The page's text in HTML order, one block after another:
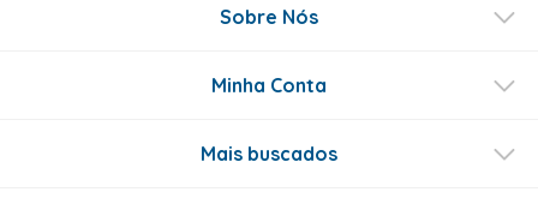
Sobre Nós
Minha Conta
Mais buscados